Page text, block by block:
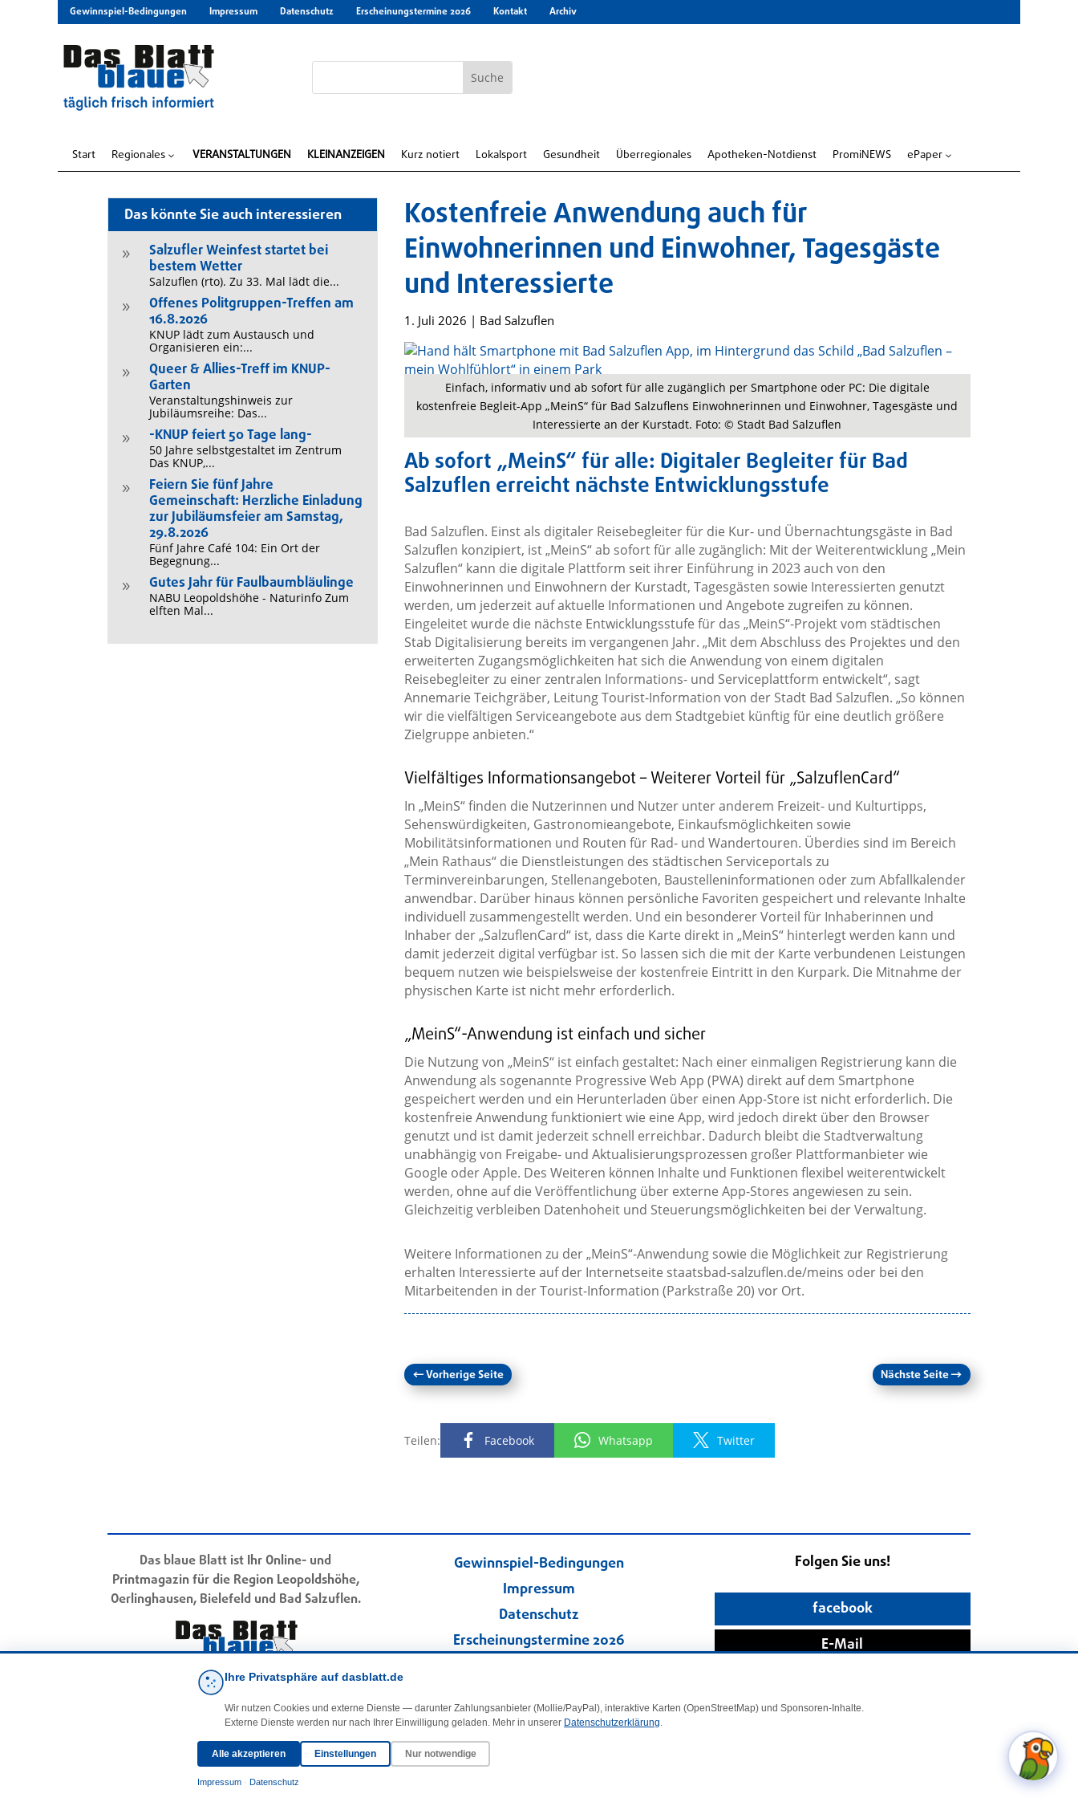
Gewinnspiel-Bedingungen Impressum Datenschutz Erscheinungstermine 2026 Kontakt Archiv
Start Regionales 3 VERANSTALTUNGEN KLEINANZEIGEN Kurz notiert Lokalsport Gesundheit Überregionales Apotheken-Notdienst PromiNEWS ePaper 3
Das könnte Sie auch interessieren
9
Salzufler Weinfest startet bei
bestem Wetter
Salzuflen (rto). Zu 33. Mal lädt die...
9
Offenes Politgruppen-Treffen am
16.8.2026
KNUP lädt zum Austausch und
Organisieren ein:...
9
Queer & Allies-Treff im KNUP-
Garten
Veranstaltungshinweis zur
Jubiläumsreihe: Das...
9 -KNUP feiert 50 Tage lang-
50 Jahre selbstgestaltet im Zentrum
Das KNUP,...
9
Feiern Sie fünf Jahre
Gemeinschaft: Herzliche Einladung
zur Jubiläumsfeier am Samstag,
29.8.2026
Fünf Jahre Café 104: Ein Ort der
Begegnung...
9 Gutes Jahr für Faulbaumbläulinge
NABU Leopoldshöhe - Naturinfo Zum
elften Mal...
Kostenfreie Anwendung auch für
Einwohnerinnen und Einwohner, Tagesgäste
und Interessierte
1. Juli 2026 | Bad Salzuflen
Einfach, informativ und ab sofort für alle zugänglich per Smartphone oder PC: Die digitale
kostenfreie Begleit-App „MeinS“ für Bad Salzuflens Einwohnerinnen und Einwohner, Tagesgäste und
Interessierte an der Kurstadt. Foto: © Stadt Bad Salzuflen
Ab sofort „MeinS“ für alle: Digitaler Begleiter für Bad
Salzuflen erreicht nächste Entwicklungsstufe
Bad Salzuflen. Einst als digitaler Reisebegleiter für die Kur- und Übernachtungsgäste in Bad
Salzuflen konzipiert, ist „MeinS“ ab sofort für alle zugänglich: Mit der Weiterentwicklung „Mein
Salzuflen“ kann die digitale Plattform seit ihrer Einführung in 2023 auch von den
Einwohnerinnen und Einwohnern der Kurstadt, Tagesgästen sowie Interessierten genutzt
werden, um jederzeit auf aktuelle Informationen und Angebote zugreifen zu können.
Eingeleitet wurde die nächste Entwicklungsstufe für das „MeinS“-Projekt vom städtischen
Stab Digitalisierung bereits im vergangenen Jahr. „Mit dem Abschluss des Projektes und den
erweiterten Zugangsmöglichkeiten hat sich die Anwendung von einem digitalen
Reisebegleiter zu einer zentralen Informations- und Serviceplattform entwickelt“, sagt
Annemarie Teichgräber, Leitung Tourist-Information von der Stadt Bad Salzuflen. „So können
wir die vielfältigen Serviceangebote aus dem Stadtgebiet künftig für eine deutlich größere
Zielgruppe anbieten.“
Vielfältiges Informationsangebot – Weiterer Vorteil für „SalzuflenCard“
In „MeinS“ finden die Nutzerinnen und Nutzer unter anderem Freizeit- und Kulturtipps,
Sehenswürdigkeiten, Gastronomieangebote, Einkaufsmöglichkeiten sowie
Mobilitätsinformationen und Routen für Rad- und Wandertouren. Überdies sind im Bereich
„Mein Rathaus“ die Dienstleistungen des städtischen Serviceportals zu
Terminvereinbarungen, Stellenangeboten, Baustelleninformationen oder zum Abfallkalender
anwendbar. Darüber hinaus können persönliche Favoriten gespeichert und relevante Inhalte
individuell zusammengestellt werden. Und ein besonderer Vorteil für Inhaberinnen und
Inhaber der „SalzuflenCard“ ist, dass die Karte direkt in „MeinS“ hinterlegt werden kann und
damit jederzeit digital verfügbar ist. So lassen sich die mit der Karte verbundenen Leistungen
bequem nutzen wie beispielsweise der kostenfreie Eintritt in den Kurpark. Die Mitnahme der
physischen Karte ist nicht mehr erforderlich.
„MeinS“-Anwendung ist einfach und sicher
Die Nutzung von „MeinS“ ist einfach gestaltet: Nach einer einmaligen Registrierung kann die
Anwendung als sogenannte Progressive Web App (PWA) direkt auf dem Smartphone
gespeichert werden und ein Herunterladen über einen App-Store ist nicht erforderlich. Die
kostenfreie Anwendung funktioniert wie eine App, wird jedoch direkt über den Browser
genutzt und ist damit jederzeit schnell erreichbar. Dadurch bleibt die Stadtverwaltung
unabhängig von Freigabe- und Aktualisierungsprozessen großer Plattformanbieter wie
Google oder Apple. Des Weiteren können Inhalte und Funktionen flexibel weiterentwickelt
werden, ohne auf die Veröffentlichung über externe App-Stores angewiesen zu sein.
Gleichzeitig verbleiben Datenhoheit und Steuerungsmöglichkeiten bei der Verwaltung.
Weitere Informationen zu der „MeinS“-Anwendung sowie die Möglichkeit zur Registrierung
erhalten Interessierte auf der Internetseite staatsbad-salzuflen.de/meins oder bei den
Mitarbeitenden in der Tourist-Information (Parkstraße 20) vor Ort.
←Vorherige Seite Nächste Seite→
Teilen: Facebook Whatsapp Twitter
Das blaue Blatt ist Ihr Online- und
Printmagazin für die Region Leopoldshöhe,
Oerlinghausen, Bielefeld und Bad Salzuflen.
Gewinnspiel-Bedingungen
Impressum
Datenschutz
Erscheinungstermine 2026
Kleinanzeigen
·Cookie-Einstellungen
Folgen Sie uns!
facebook
E-Mail
Ihre Privatsphäre auf dasblatt.de
Wir nutzen Cookies und externe Dienste — darunter Zahlungsanbieter (Mollie/PayPal), interaktive Karten (OpenStreetMap) und Sponsoren-Inhalte.
Externe Dienste werden nur nach Ihrer Einwilligung geladen. Mehr in unserer Datenschutzerklärung.
Alle akzeptieren Einstellungen Nur notwendige
Impressum · Datenschutz